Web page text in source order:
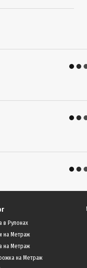
в Рулонах
на Метраж
на Метраж
на Метраж